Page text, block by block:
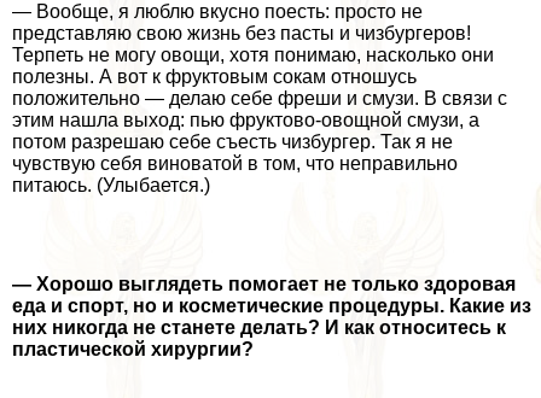
— Вообще, я люблю вкусно поесть: просто не
представляю свою жизнь без пасты и чизбургеров!
Терпеть не могу овощи, хотя понимаю, насколько они
полезны. А вот к фруктовым сокам отношусь
положительно — делаю себе фреши и смузи. В связи с
этим нашла выход: пью фруктово-овощной смузи, а
потом разрешаю себе съесть чизбургер. Так я не
чувствую себя виноватой в том, что неправильно
питаюсь. (Улыбается.)
— Хорошо выглядеть помогает не только здоровая
еда и спорт, но и косметические процедуры. Какие из
них никогда не станете делать? И как относитесь к
пластической хирургии?